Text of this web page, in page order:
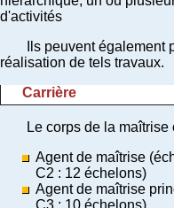
d'activités
Ils peuvent
réalisation de tels travaux.
Carrière
Le corps de la
Agent de maîtrise
C2 : 12 échelons)
Agent de maîtrise
C3 : 10 échelons)